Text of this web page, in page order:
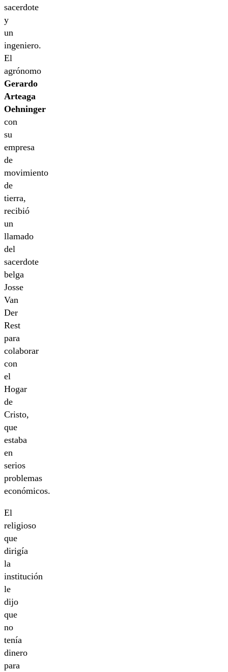
sacerdote
y
un
ingeniero.
El
agrónomo
Gerardo
Arteaga
Oehninger
con
su
empresa
de
movimiento
de
tierra,
recibió
un
llamado
del
sacerdote
belga
Josse
Van
Der
Rest
para
colaborar
con
el
Hogar
de
Cristo,
que
estaba
en
serios
problemas
económicos.
El
religioso
que
dirigía
la
institución
le
dijo
que
no
tenía
dinero
para